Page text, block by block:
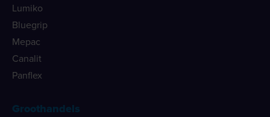
Lumiko
Bluegrip
Mepac
Canalit
Panflex
Groothandels